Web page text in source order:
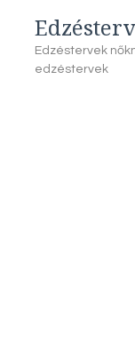
Edzéstervek
edzéstervek